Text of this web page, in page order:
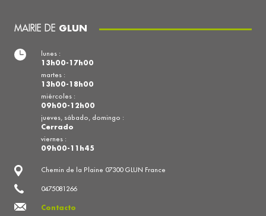
MAIRIE DE GLUN
Chemin de la Plaine 07300 GLUN France
0475081266
Contacto
lunes :
13h00-17h00
martes :
13h00-18h00
miércoles :
09h00-12h00
jueves, sábado, domingo :
Cerrado
viernes :
09h00-11h45